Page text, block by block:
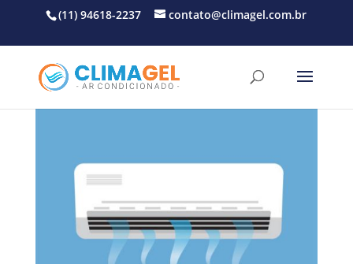
(11) 94618-2237 contato@climagel.com.br